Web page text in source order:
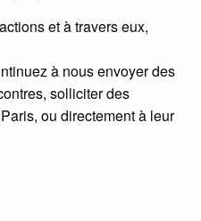
et à travers eux,
à nous envoyer des
solliciter des
ou directement à leur